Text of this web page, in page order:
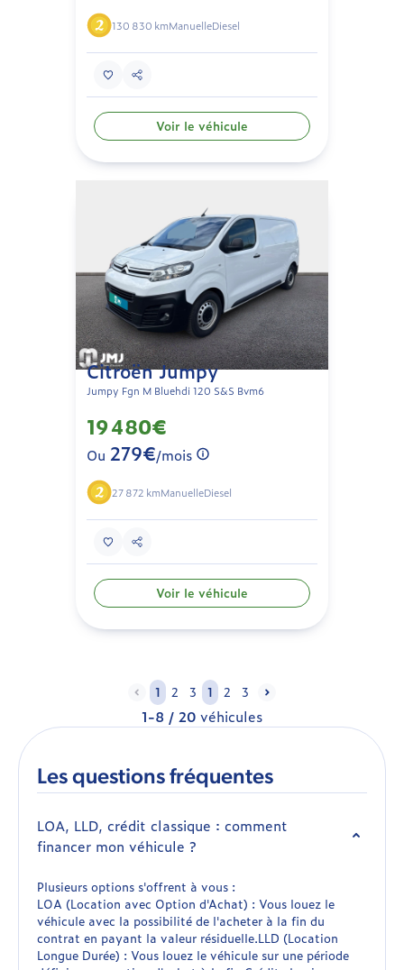
130 830 kmManuelleDiesel
Voir le véhicule
Citroën Jumpy
Jumpy Fgn M Bluehdi 120 S&S Bvm6
19 480€
Ou 279€/mois
27 872 kmManuelleDiesel
Voir le véhicule
1-8 / 20 véhicules
1 2 3 1 2 3
Les questions fréquentes
LOA, LLD, crédit classique : comment
financer mon véhicule ?
Plusieurs options s'offrent à vous :
LOA (Location avec Option d'Achat) : Vous louez le
véhicule avec la possibilité de l'acheter à la fin du
contrat en payant la valeur résiduelle.LLD (Location
Longue Durée) : Vous louez le véhicule sur une période